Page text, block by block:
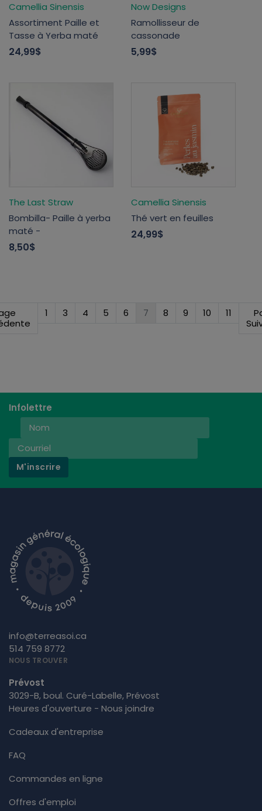
Camellia Sinensis
Assortiment Paille et
Tasse à Yerba maté
24,99$
Now Designs
Ramollisseur de
cassonade
5,99$
The Last Straw
Bombilla- Paille à yerba
maté -
8,50$
Camellia Sinensis
Thé vert en feuilles
24,99$
1 3 4 5 6 7 8 9 10 11
Infolettre
M'inscrire
info@terreasoi.ca
514 759 8772
NOUS TROUVER
Prévost
3029-B, boul. Curé-Labelle, Prévost
Heures d'ouverture - Nous joindre
Cadeaux d'entreprise
FAQ
Commandes en ligne
Offres d'emploi